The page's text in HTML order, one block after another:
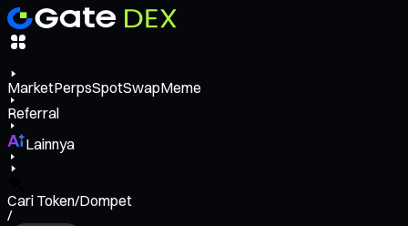
MarketPerpsSpotSwapMeme
Referral
Lainnya
Cari Token/Dompet
/